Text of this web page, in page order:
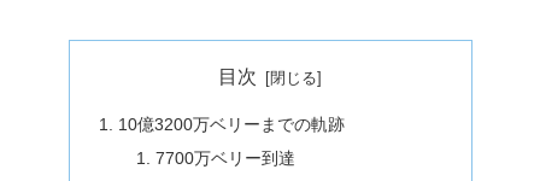
目次
10億3200万ベリーまでの軌跡
7700万ベリー到達